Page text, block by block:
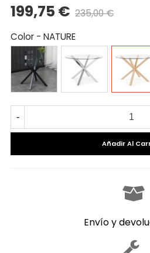
199,75 € 235,00 €
Color - NATURE
NEGRO
CROMADO NATURE
-
Añadir Al
Envío y